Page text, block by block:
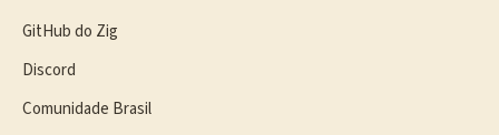
GitHub do Zig
Discord
Comunidade Brasil